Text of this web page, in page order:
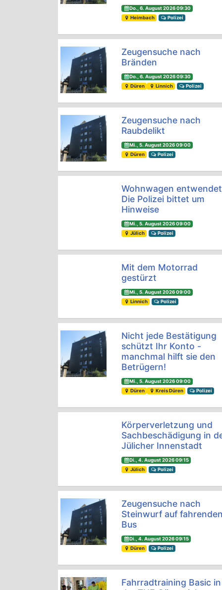
Do., 6. August 2026 09:30
Heimbach
Polizei
Zeugensuche nach
Bränden
Do., 6. August 2026 09:30
Düren
Linnich Polizei
Zeugensuche nach
Raubdelikt
Mi., 5. August 2026 09:00
Düren
Polizei
Wohnwagen
Die Polizei bittet um
Hinweise
Mi., 5. August 2026 09:00
Jülich
Polizei
Mit dem Motorrad
gestürzt
Mi., 5. August 2026 09:00
Linnich
Polizei
Nicht jede Bestätigung
schützt Ihr Konto -
manchmal hilft sie den
Betrügern!
Mi., 5. August 2026 09:00
Düren
Kreis Düren Polizei
Körperverletzung und
Sachbeschädigung in
Jülicher Innenstadt
Di., 4. August 2026 09:15
Jülich
Polizei
Zeugensuche nach
Steinwurf auf
Bus
Di., 4. August 2026 09:15
Düren
Polizei
Fahrradtraining Basic in